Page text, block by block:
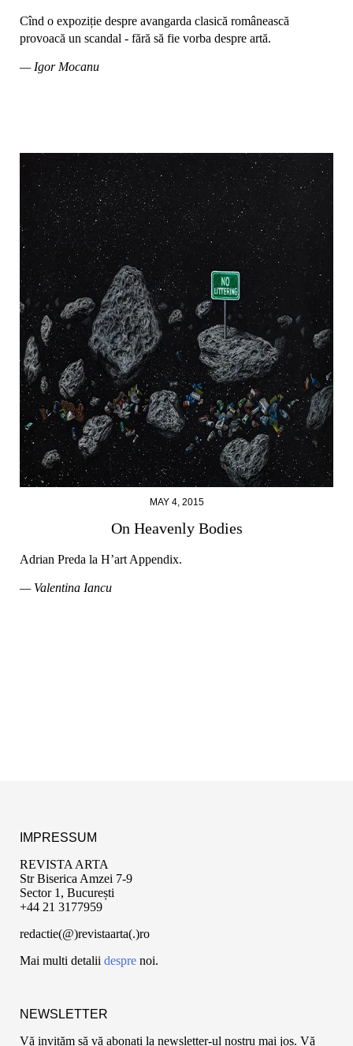
Cînd o expoziție despre avangarda clasică românească
provoacă un scandal - fără să fie vorba despre artă.
— Igor Mocanu
MAY 4, 2015
On Heavenly Bodies
Adrian Preda la H’art Appendix.
— Valentina Iancu
IMPRESSUM
REVISTA ARTA
Str Biserica Amzei 7-9
Sector 1, București
+44 21 3177959
redactie(@)revistaarta(.)ro
Mai multi detalii despre noi.
NEWSLETTER
Vă invităm să vă abonați la newsletter-ul nostru mai jos. Vă